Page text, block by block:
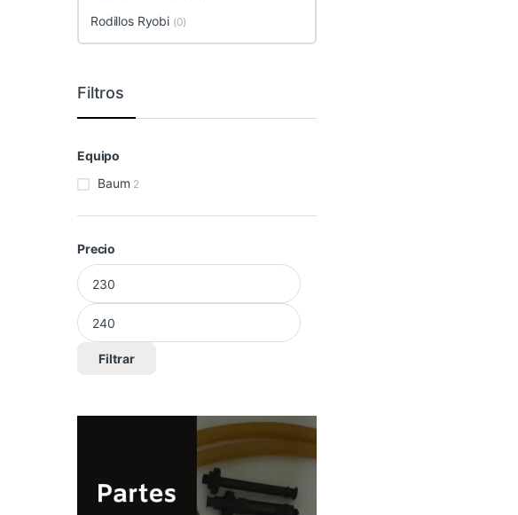
Rodillos Ryobi (0)
Filtros
Equipo
Baum 2
Precio
Precio mínimo
Precio máximo
Filtrar